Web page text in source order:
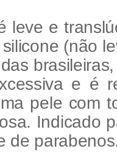
leve e
(não
e é
pele com
Indicado
de